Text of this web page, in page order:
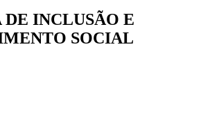
DE INCLUSÃO E
SOCIAL